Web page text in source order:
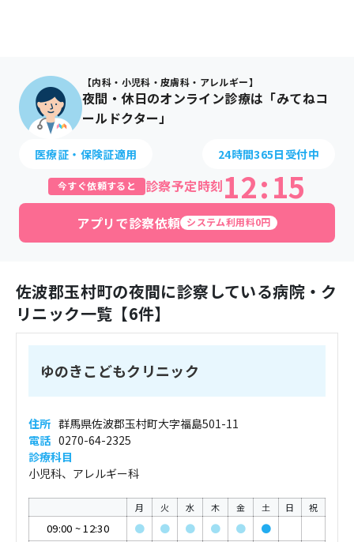
【内科・小児科・皮膚科・アレルギー】
夜間・休日のオンライン診療は「みてねコ
ールドクター」
医療証・保険証適用 24時間365日受付中
今すぐ依頼すると 診察予定時刻12:15
アプリで診察依頼 システム利用料0円
佐波郡玉村町の夜間に診察している病院・ク
リニック一覧【6件】
ゆのきこどもクリニック
住所 群馬県佐波郡玉村町大字福島501-11
電話 0270-64-2325
診療科目
小児科、アレルギー科
月 火 水 木 金 土 日 祝
09:00 ~12:30 ● ● ● ● ●
●